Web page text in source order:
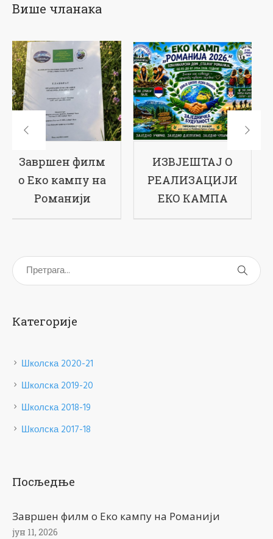
Више чланака
ИЗВЈЕШТАЈ О
РЕАЛИЗАЦИЈИ
ЕКО КАМПА
17-ти рођендан
наше школе
Категорије
Школска 2020-21
Школска 2019-20
Школска 2018-19
Школска 2017-18
Посљедње
Завршен филм о Еко кампу на Романији
јун 11, 2026